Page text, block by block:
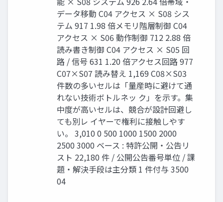
データ移動 C04 アクセス × S08 シス
テム 917 1.98 倍メモリ階層制御 C04
アクセス × S06 動作制御 712 2.88 倍
読み書き制御 C04 アクセス × S05 回
路 / 信号 631 1.20 倍アクセス回路 977
C07×S07 読み替え 1,169 C08×S03
件数の多いセルは「量産時に避けて通
れない技術ボトルネッ ク」を示す。集
中度が高いセルは、競合が設計回避し
ても別レ イヤーで権利に接触しやす
い。 3,010 0 500 1000 1500 2000
2500 3000 ベース : 特許公開・公告リ
スト 22,180 件 / 公開公告番号単位 / 課
題・解決手段は主分類 1 件付与 3500
04